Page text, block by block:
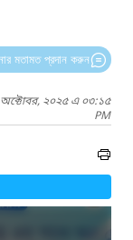
মতামত প্রদান করুন
অক্টোবর, ২০২৫ এ ০৩:১৫
PM